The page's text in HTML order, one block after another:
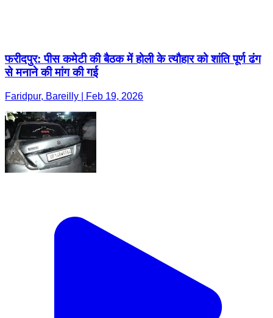
फरीदपुर: पीस कमेटी की बैठक में होली के त्यौहार को शांति पूर्ण ढंग
से मनाने की मांग की गई
Faridpur, Bareilly | Feb 19, 2026